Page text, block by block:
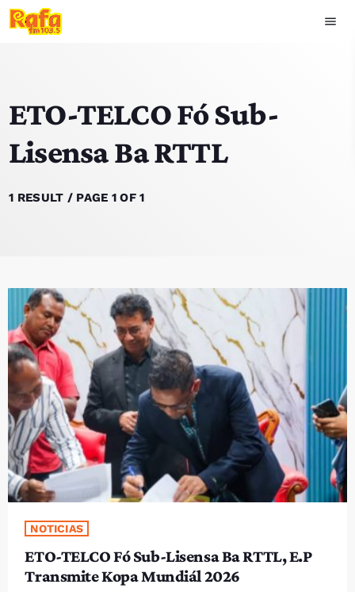
menu
play_arrow OUVIR RAFA
HOME
TOP 15
PODCAST SIRA
PROGRAMA SIRA
VÍDEO SIRA
EVENTU SIRA
KONTAKTU SIRA
TÉTUM
TÉTUM
ETO-TELCO Fó Sub-
Lisensa Ba RTTL
1 RESULT / PAGE 1 OF 1
NOTICIAS
ETO-TELCO Fó Sub-Lisensa Ba RTTL, E.P
Transmite Kopa Mundiál 2026